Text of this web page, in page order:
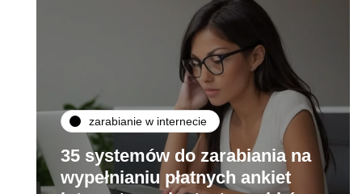
zarabianie w internecie
35 systemów do zarabiania na
wypełnianiu płatnych ankiet